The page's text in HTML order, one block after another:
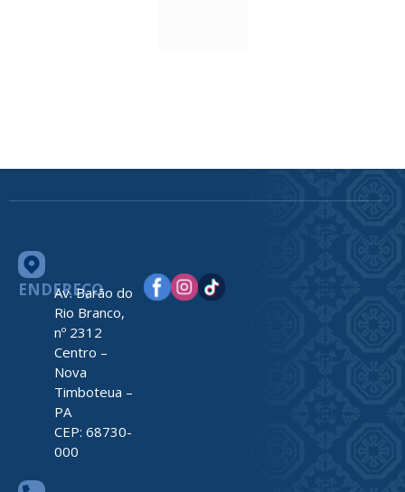
ENDEREÇO
Av. Barão do
Rio Branco,
nº 2312
Centro –
Nova
Timboteua –
PA
CEP: 68730-
000